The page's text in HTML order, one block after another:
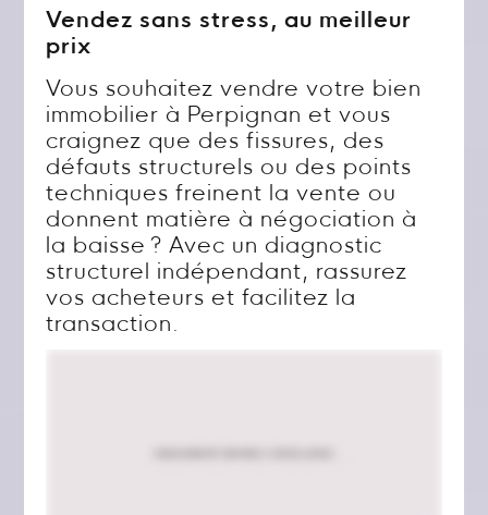
Vendez sans stress, au meilleur
prix
Vous souhaitez vendre votre bien
immobilier à Perpignan et vous
craignez que des fissures, des
défauts structurels ou des points
techniques freinent la vente ou
donnent matière à négociation à
la baisse ? Avec un diagnostic
structurel indépendant, rassurez
vos acheteurs et facilitez la
transaction.